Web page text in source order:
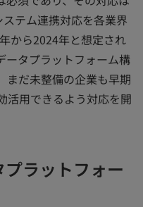
テム連携対応を各業界
から2024年と想定され
ータプラットフォーム構
まだ未整備の企業も早期
活用できるよう対応を開
ラットフォー